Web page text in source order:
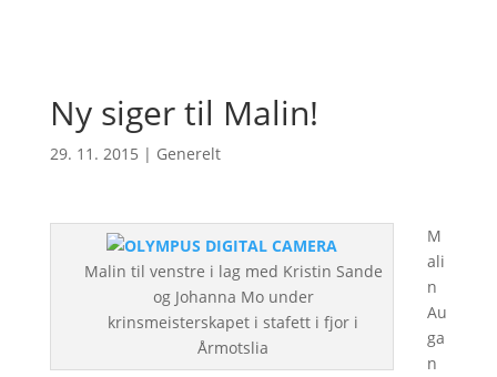
Ny siger til Malin!
29. 11. 2015 | Generelt
Malin til venstre i lag med Kristin Sande
og Johanna Mo under
krinsmeisterskapet i stafett i fjor i
Årmotslia
M
ali
n
Au
ga
n